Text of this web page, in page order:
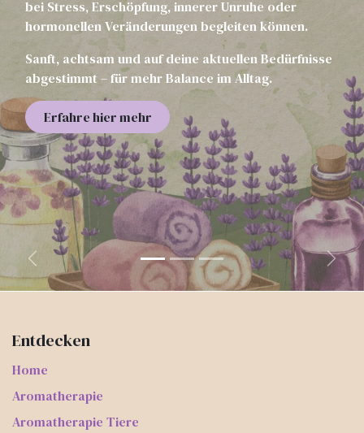
bei Stress, Erschöpfung, innerer Unruhe oder
hormonellen Veränderungen begleiten können.
Sanft, achtsam und auf deine aktuellen Bedürfnisse
abgestimmt – für mehr Balance im Alltag.
Erfahre hier mehr
Zurück
Entdecken
Home
Aromatherapie
Aromatherapie Tiere